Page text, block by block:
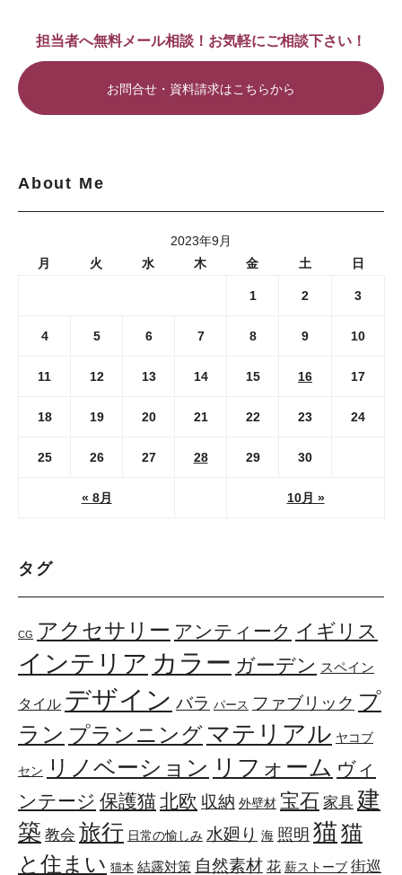
担当者へ無料メール相談！お気軽にご相談下さい！
お問合せ・資料請求はこちらから
About Me
2023年9月
月
火 水 木 金 土 日
« 8月 10月 »
1 2 3
4 5 6 7 8 9 10
11 12 13 14 15 16 17
18 19 20 21 22 23 24
25 26 27 28 29 30
タグ
CG アクセサリー アンティーク イギリス
インテリア カラー ガーデン スペイン
タイル デザイン バラ パース ファブリック プ
ラン プランニング マテリアル ヤコブ
セン リノベーション リフォーム ヴィ
ンテージ 保護猫北欧 収納 外壁材 宝石 家具 建
築 教会 旅行 日常の愉しみ 水廻り 海 照明 猫猫
と住まい 猫本 結露対策 自然素材 花 薪ストーブ 街巡